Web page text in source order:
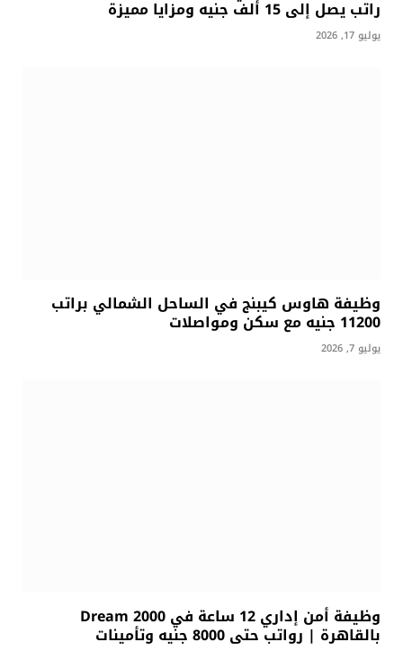
راتب يصل إلى 15 ألف جنيه ومزايا مميزة
يوليو 17, 2026
وظيفة هاوس كيبنج في الساحل الشمالي براتب
11200 جنيه مع سكن ومواصلات
يوليو 7, 2026
وظيفة أمن إداري 12 ساعة في Dream 2000
بالقاهرة | رواتب حتى 8000 جنيه وتأمينات